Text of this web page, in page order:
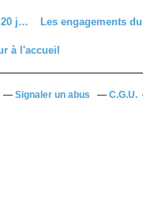
Championnat régional sur Piste le samedi 20 juin à Issoudun (36)
à l'accueil
Signaler un abus C.G.U.